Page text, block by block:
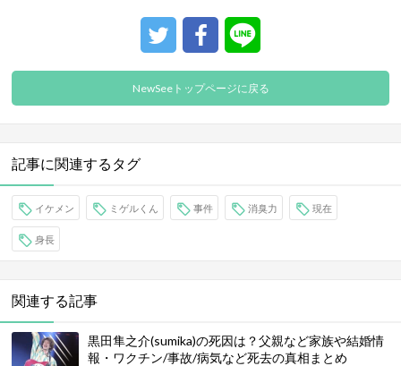
NewSeeトップページに戻る
記事に関連するタグ
イケメン ミゲルくん 事件 消臭力 現在
身長
関連する記事
黒田隼之介(sumika)の死因は？父親など家族や結婚情
報・ワクチン/事故/病気など死去の真相まとめ